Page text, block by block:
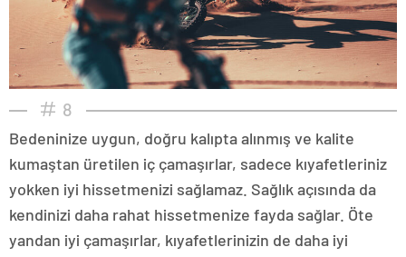
8
Bedeninize uygun, doğru kalıpta alınmış ve kalite
kumaştan üretilen iç çamaşırlar, sadece kıyafetleriniz
yokken iyi hissetmenizi sağlamaz. Sağlık açısında da
kendinizi daha rahat hissetmenize fayda sağlar. Öte
yandan iyi çamaşırlar, kıyafetlerinizin de daha iyi